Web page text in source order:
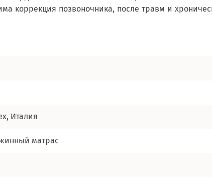
коррекция позвоночника, после травм и
Италия
матрас